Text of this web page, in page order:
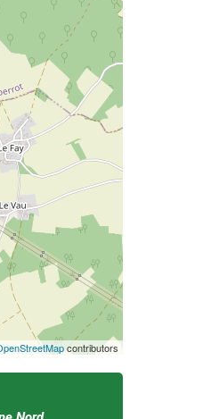
contributors